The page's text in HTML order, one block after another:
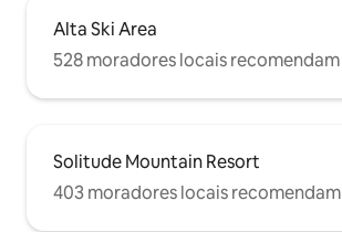
Alta Ski Area
528 moradores locais recomendam
Solitude Mountain Resort
403 moradores locais recomendam